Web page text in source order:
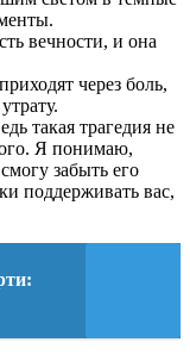
вечности, и она
через боль,
такая трагедия не
Я понимаю,
забыть его
поддерживать вас,